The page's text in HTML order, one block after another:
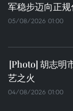
军稳步迈向正
05/08/2026 01:00
胡志明
艺之火
04/08/2026 01:00